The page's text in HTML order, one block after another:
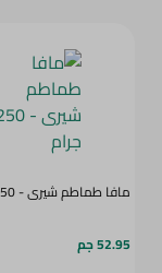
مافا طماطم شيرى - 250 جرام
52.95 جم